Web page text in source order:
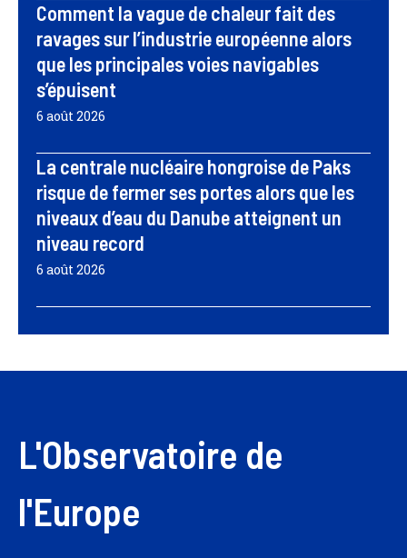
Comment la vague de chaleur fait des
ravages sur l’industrie européenne alors
que les principales voies navigables
s’épuisent
6 août 2026
La centrale nucléaire hongroise de Paks
risque de fermer ses portes alors que les
niveaux d’eau du Danube atteignent un
niveau record
6 août 2026
L'Observatoire de
l'Europe